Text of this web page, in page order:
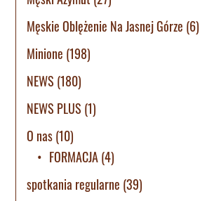
Męskie Oblężenie Na Jasnej Górze (6)
Minione (198)
NEWS (180)
NEWS PLUS (1)
O nas(10)
FORMACJA(4)
spotkania regularne (39)